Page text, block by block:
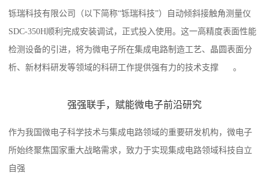
铄瑞科技有限公司（以下简称“铄瑞科技”）自动倾斜接触角测量仪
SDC-350H顺利完成安装调试，正式投入使用。这一高精度表面性能
检测设备的引进，将为微电子所在集成电路制造工艺、晶圆表面分
析、新材料研发等领域的科研工作提供强有力的技术支撑
。
强强联手，赋能微电子前沿研究
作为我国微电子科学技术与集成电路领域的重要研发机构，微电子
所始终聚焦国家重大战略需求，致力于实现集成电路领域科技自立
自强